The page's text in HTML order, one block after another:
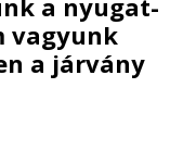
a nyugat-
vagyunk
a járvány